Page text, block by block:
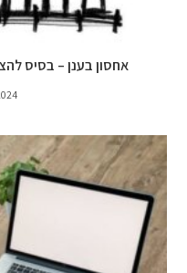
אחסון בענן – בסיס